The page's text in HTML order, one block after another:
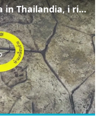
Sparatoria in una scuola in Thailandia, i rilievi della polizia